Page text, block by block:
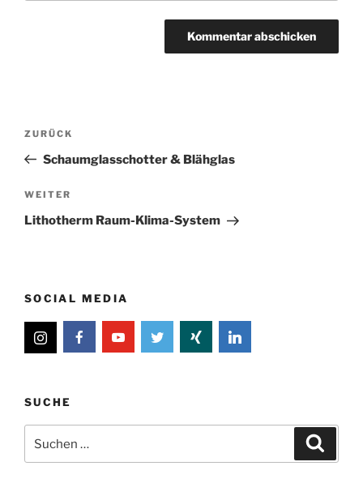
Beitragsnavigation
Vorheriger
Beitrag
ZURÜCK
Schaumglasschotter & Blähglas
Nächster
Beitrag
WEITER
Lithotherm Raum-Klima-System
SOCIAL MEDIA
SUCHE
nach: